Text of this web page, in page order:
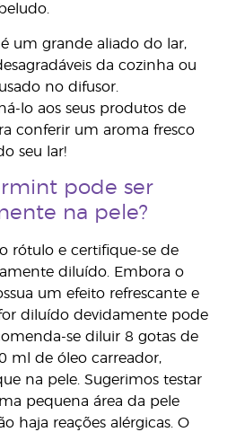
um grande aliado do lar,
da cozinha ou
no difusor.
lo aos seus produtos de
conferir um aroma fresco
seu lar!
pode ser
na pele?
rótulo e certifique-se de
diluído. Embora o
um efeito refrescante e
diluído devidamente pode
se diluir 8 gotas de
ml de óleo carreador,
na pele. Sugerimos testar
pequena área da pele
haja reações alérgicas. O